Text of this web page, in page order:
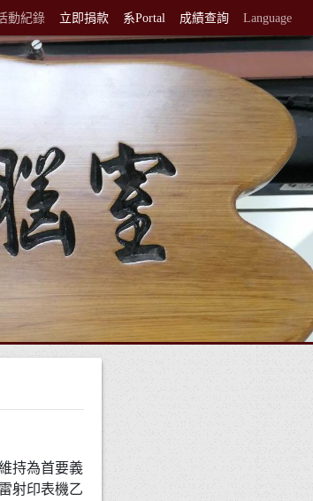
動紀錄 立即捐款 系Portal 成績查詢 Language
持為首要義
射印表機乙